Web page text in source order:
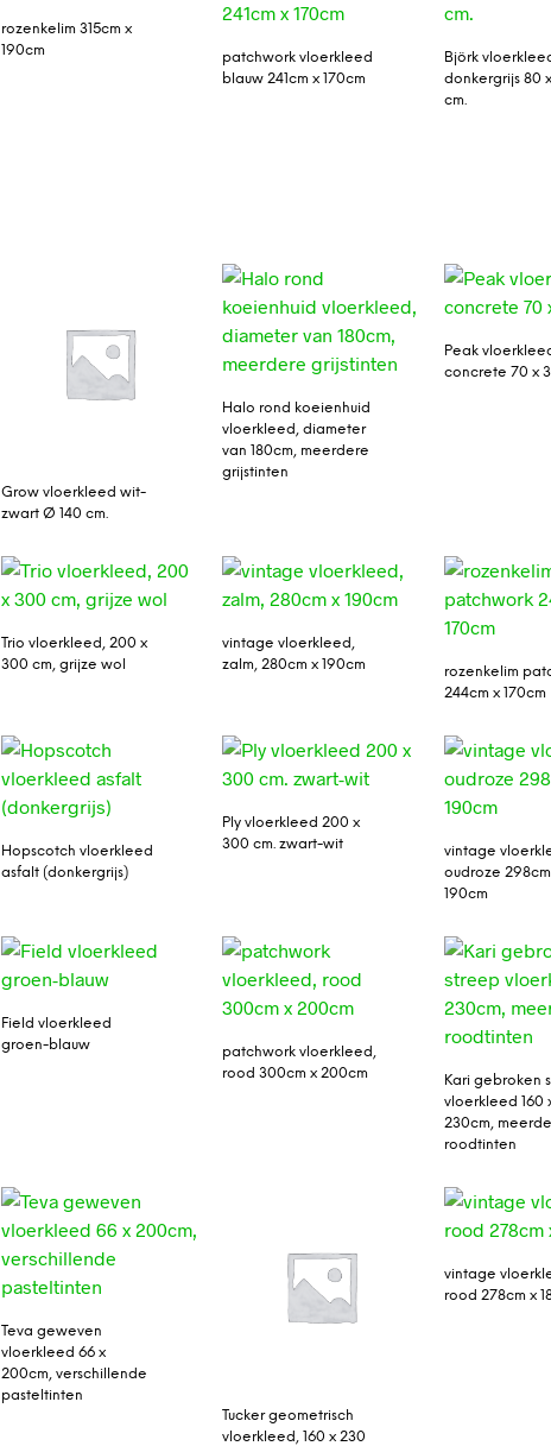
rozenkelim 315cm x
190cm
patchwork vloerkleed
blauw 241cm x 170cm
Björk
donkergrijs 80
cm.
Grow vloerkleed wit-
zwart Ø 140 cm.
Halo rond koeienhuid
vloerkleed, diameter
van 180cm, meerdere
grijstinten
Peak
concrete 70 x
Trio vloerkleed, 200 x
300 cm, grijze wol
vintage vloerkleed,
zalm, 280cm x 190cm
rozenkelim
244cm x 170cm
Hopscotch vloerkleed
asfalt (donkergrijs)
Ply vloerkleed 200 x
300 cm. zwart-wit
vintage
oudroze
190cm
Field vloerkleed
groen-blauw
patchwork vloerkleed,
rood 300cm x 200cm
Kari gebroken
vloerkleed 160
230cm,
roodtinten
Teva geweven
vloerkleed 66 x
200cm, verschillende
pasteltinten
Tucker geometrisch
vloerkleed, 160 x 230
vintage
rood 278cm x